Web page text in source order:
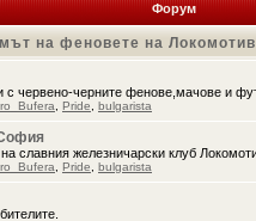
Форум
на феновете на
с червено-черните фенове,мачове и
Pride bulgarista
славния железничарски клуб
Pride bulgarista